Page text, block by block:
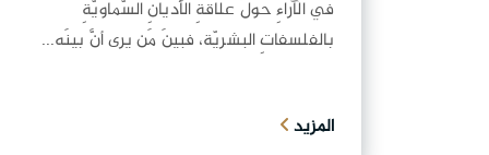
في الآراءِ حولَ علاقةِ الأديانِ السّماويّةِ
بالفلسفاتِ البشريّة، فبينَ مَن يرى أنَّ بينَه...
المزيد